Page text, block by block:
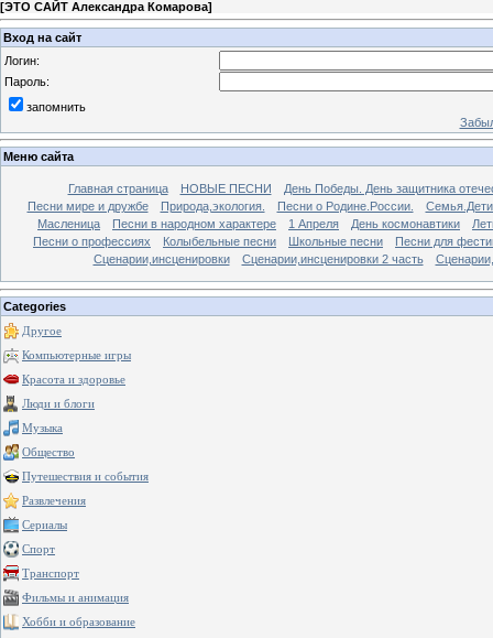
[ЭТО САЙТ Александра Комарова]
Вход на сайт
Логин:
Пароль:
запомнить
Меню сайта
Главная страница НОВЫЕ ПЕСНИ
День Победы. День защитника
Песни мире и дружбе
Природа,экология. Песни о Родине.России.
Масленица
Песни в народном характере 1 Апреля День космонавтики
Песни о профессиях
Колыбельные песни Школьные песни
Песни для
Сценарии,инсценировки
Сценарии,инсценировки 2 часть
Categories
Другое
Компьютерные игры
Красота и здоровье
Люди и блоги
Музыка
Общество
Путешествия и события
Развлечения
Сериалы
Спорт
Транспорт
Фильмы и анимация
Хобби и образование